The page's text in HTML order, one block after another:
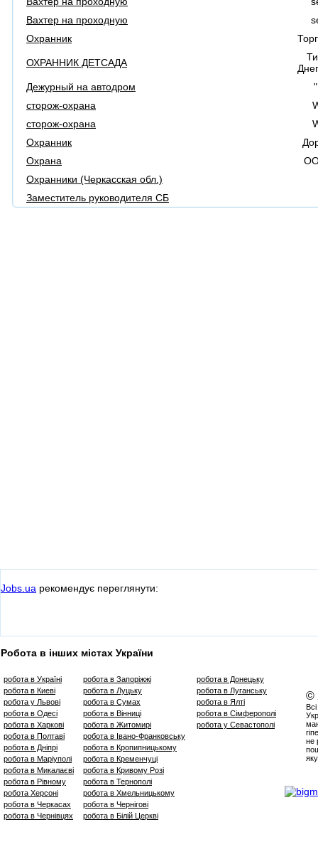
Вахтер на проходную
Охранник
ОХРАННИК ДЕТСАДА
Дежурный на автодром
сторож-охрана
сторож-охрана
Охранник
Охрана
Охранники (Черкасская обл.)
Заместитель руководителя CБ
Jobs.ua рекомендує переглянути:
Робота в інших містах України
робота в Україні
робота в Киеві
робота у Львові
робота в Одесі
робота в Харкові
робота в Полтаві
робота в Дніпрі
робота в Маріуполі
робота в Микалаєві
робота в Рівному
робота Херсоні
робота в Черкасах
робота в Чернівцях
робота в Запоріжжі
робота в Луцьку
робота в Сумах
робота в Вінниці
робота в Житомирі
робота в Івано-Франковську
робота в Кропипницькому
робота в Кременчуці
робота в Кривому Розі
робота в Тернополі
робота в Хмельницькому
робота в Чернігові
робота в Білій Церкві
робота в Донецьку
робота в Луганську
робота в Ялті
робота в Сімферополі
робота у Севастополі
©
не